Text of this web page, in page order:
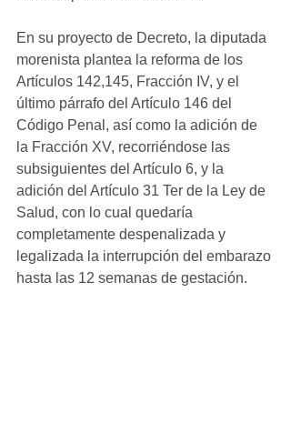
En su proyecto de Decreto, la diputada
morenista plantea la reforma de los
Artículos 142,145, Fracción IV, y el
último párrafo del Artículo 146 del
Código Penal, así como la adición de
la Fracción XV, recorriéndose las
subsiguientes del Artículo 6, y la
adición del Artículo 31 Ter de la Ley de
Salud, con lo cual quedaría
completamente despenalizada y
legalizada la interrupción del embarazo
hasta las 12 semanas de gestación.